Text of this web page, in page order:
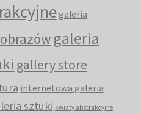
galeria
galeria
gallery store
internetowa galeria
sztuki kwiaty abstrakcyjne